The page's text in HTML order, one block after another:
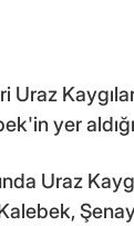
Uraz
yer
Uraz